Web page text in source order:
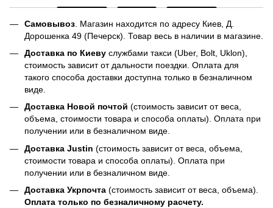
Самовывоз . Магазин находится по адресу Киев, Д.
Дорошенка 49 (Печерск). Товар весь в наличии в магазине.
Доставка по Киеву службами такси (Uber, Bolt, Uklon),
стоимость зависит от дальности поездки. Оплата для
такого способа доставки доступна только в безналичном
виде.
Доставка Новой почтой (стоимость зависит от веса,
объема, стоимости товара и способа оплаты). Оплата при
получении или в безналичном виде.
Доставка Justin (стоимость зависит от веса, объема,
стоимости товара и способа оплаты). Оплата при
получении или в безналичном виде.
Доставка Укрпочта (стоимость зависит от веса, объема).
Оплата только по безналичному расчету.